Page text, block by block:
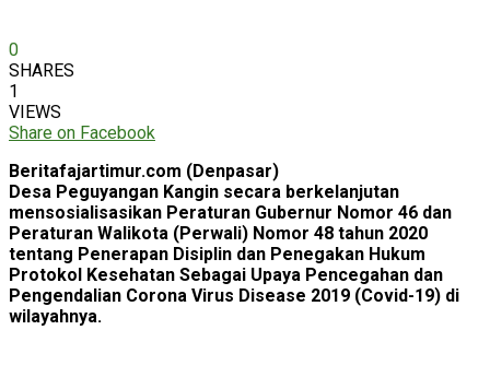
0
SHARES
1
VIEWS
Share on Facebook
Beritafajartimur.com (Denpasar)
Desa Peguyangan Kangin secara berkelanjutan
mensosialisasikan Peraturan Gubernur Nomor 46 dan
Peraturan Walikota (Perwali) Nomor 48 tahun 2020
tentang Penerapan Disiplin dan Penegakan Hukum
Protokol Kesehatan Sebagai Upaya Pencegahan dan
Pengendalian Corona Virus Disease 2019 (Covid-19) di
wilayahnya.